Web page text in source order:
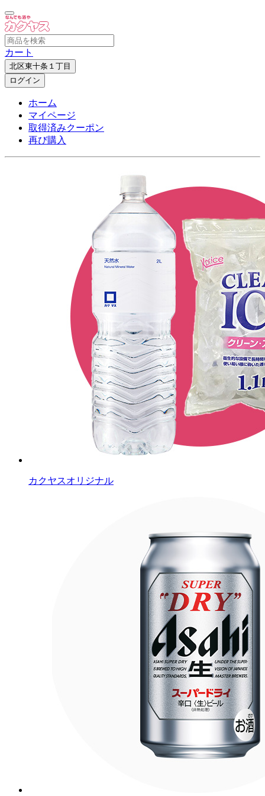
カート
北区東十条１丁目
ログイン
ホーム
マイページ
取得済みクーポン
再び購入
カクヤスオリジナル